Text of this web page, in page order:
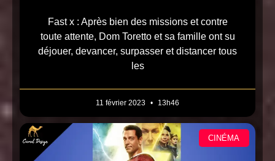
Fast x : Après bien des missions et contre
toute attente, Dom Toretto et sa famille ont su
déjouer, devancer, surpasser et distancer tous
les
11 février 2023 13h46
CINÉMA